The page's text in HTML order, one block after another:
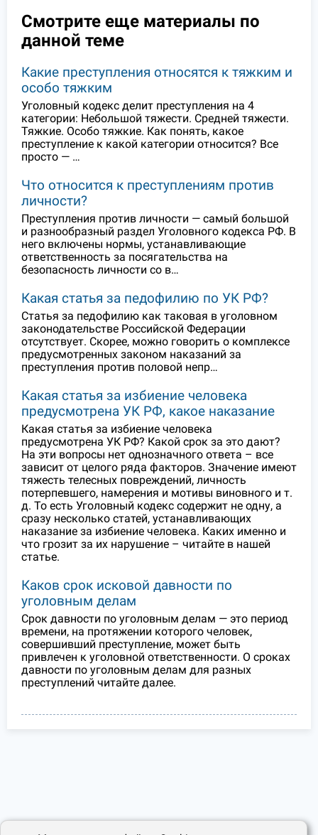
Смотрите еще материалы по
данной теме
Какие преступления относятся к тяжким и
особо тяжким
Уголовный кодекс делит преступления на 4
категории: Небольшой тяжести. Средней тяжести.
Тяжкие. Особо тяжкие. Как понять, какое
преступление к какой категории относится? Все
просто — …
Что относится к преступлениям против
личности?
Преступления против личности — самый большой
и разнообразный раздел Уголовного кодекса РФ. В
него включены нормы, устанавливающие
ответственность за посягательства на
безопасность личности со в…
Какая статья за педофилию по УК РФ?
Статья за педофилию как таковая в уголовном
законодательстве Российской Федерации
отсутствует. Скорее, можно говорить о комплексе
предусмотренных законом наказаний за
преступления против половой непр…
Какая статья за избиение человека
предусмотрена УК РФ, какое наказание
Какая статья за избиение человека
предусмотрена УК РФ? Какой срок за это дают?
На эти вопросы нет однозначного ответа – все
зависит от целого ряда факторов. Значение имеют
тяжесть телесных повреждений, личность
потерпевшего, намерения и мотивы виновного и т.
д. То есть Уголовный кодекс содержит не одну, а
сразу несколько статей, устанавливающих
наказание за избиение человека. Каких именно и
что грозит за их нарушение – читайте в нашей
статье.
Каков срок исковой давности по
уголовным делам
Срок давности по уголовным делам — это период
времени, на протяжении которого человек,
совершивший преступление, может быть
привлечен к уголовной ответственности. О сроках
давности по уголовным делам для разных
преступлений читайте далее.